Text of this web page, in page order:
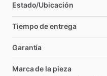
Estado/Ubicación
Tiempo de entrega
Garantía
Marca de la pieza